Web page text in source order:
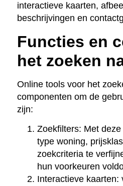
interactieve kaarten,
beschrijvingen en
Functies en
het zoeken
Online tools voor het
componenten om de
zijn:
Zoekfilters: Met
type woning,
zoekcriteria te
hun voorkeuren
Interactieve kaarten: